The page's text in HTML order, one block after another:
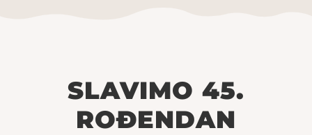
SLAVIMO 45.
ROĐENDAN